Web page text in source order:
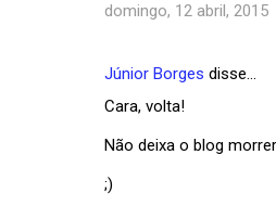
domingo, 12 abril, 2015
Júnior Borges disse…
Cara, volta!
Não deixa o blog
;)